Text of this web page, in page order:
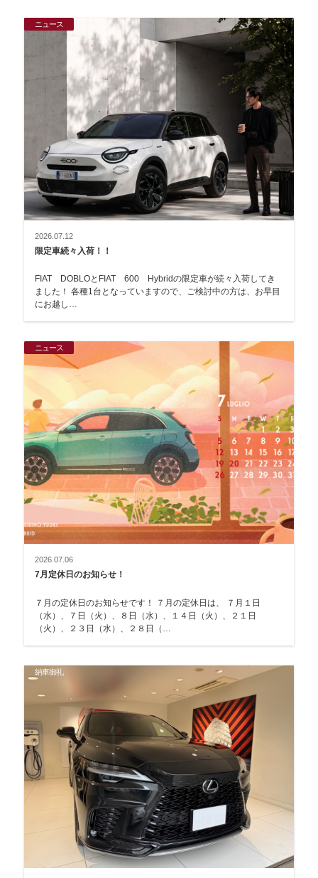
ニュース
2026.07.12
限定車続々入荷！！
FIAT DOBLOとFIAT 600 Hybridの限定車が続々入荷してき
ました！ 各種1台となっていますので、ご検討中の方は、お早目
にお越し…
ニュース
2026.07.06
7月定休日のお知らせ！
７月の定休日のお知らせです！ ７月の定休日は、 ７月１日
（水）、７日（火）、８日（水）、１４日（火）、２１日
（火）、２３日（水）、２８日（…
納車御礼